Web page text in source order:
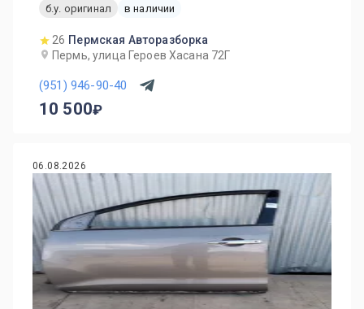
б.у. оригинал
в наличии
26 Пермская Авторазборка
Пермь, улица Героев Хасана 72Г
(951) 946-90-40
10 500
06.08.2026